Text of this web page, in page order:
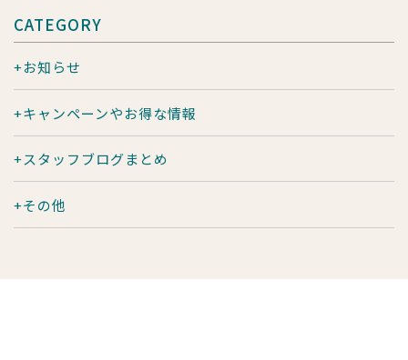
CATEGORY
お知らせ
キャンペーンやお得な情報
スタッフブログまとめ
その他